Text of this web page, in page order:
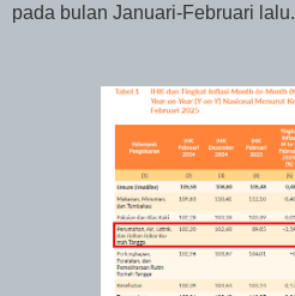
pada bulan Januari-Februari lalu.